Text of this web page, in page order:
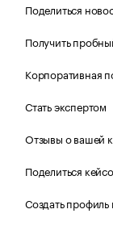
Поделиться
Получить
Корпоративная
Стать экспертом
Отзывы о вашей
Поделиться
Создать